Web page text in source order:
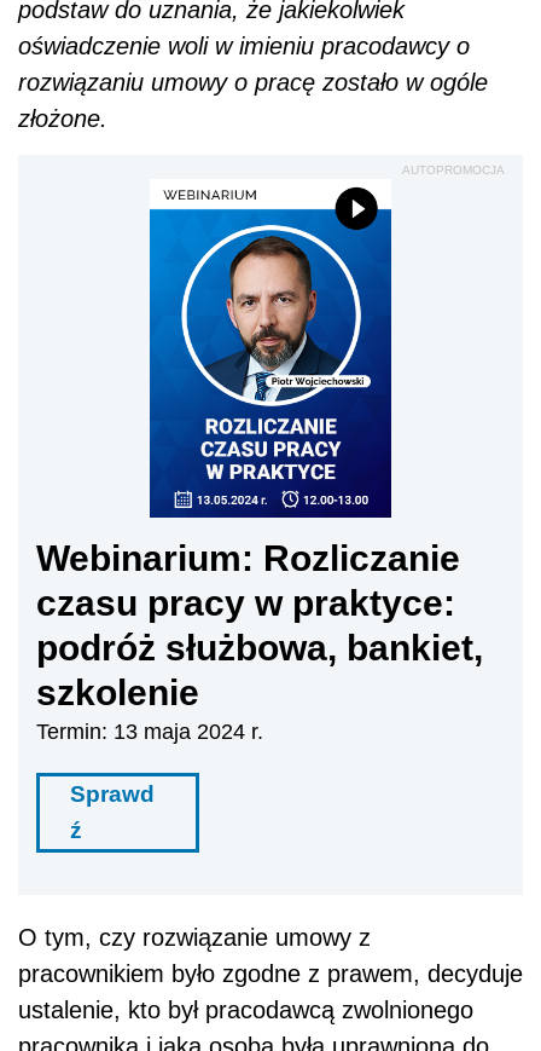
podstaw do uznania, że jakiekolwiek
oświadczenie woli w imieniu pracodawcy o
rozwiązaniu umowy o pracę zostało w ogóle
złożone.
AUTOPROMOCJA
Webinarium: Rozliczanie
czasu pracy w praktyce:
podróż służbowa, bankiet,
szkolenie
Termin: 13 maja 2024 r.
Sprawd
ź
O tym, czy rozwiązanie umowy z
pracownikiem było zgodne z prawem, decyduje
ustalenie, kto był pracodawcą zwolnionego